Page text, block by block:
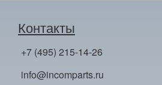
Контакты
+7 (495) 215-14-26
info@incomparts.ru